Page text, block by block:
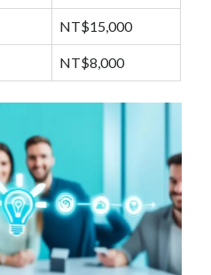
NT$15,000
NT$8,000